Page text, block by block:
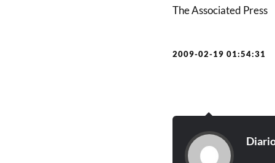
The Associated Press
2009-02-19 01:54:31